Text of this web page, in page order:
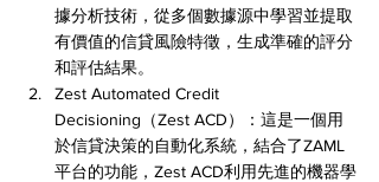
據分析技術，從多個數據源中學習並提取
有價值的信貸風險特徵，生成準確的評分
和評估結果。
Zest Automated Credit
Decisioning（Zest ACD）：這是一個用
於信貸決策的自動化系統，結合了ZAML
平台的功能，Zest ACD利用先進的機器學